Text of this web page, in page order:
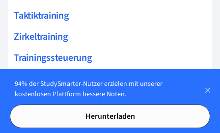
Taktiktraining
Zirkeltraining
Trainingssteuerung
Trainingspläne erstellen
Techniktraining
Superkompensation
94% der StudySmarter-Nutzer erzielen mit unserer
kostenlosen Plattform bessere Noten.
Herunterladen